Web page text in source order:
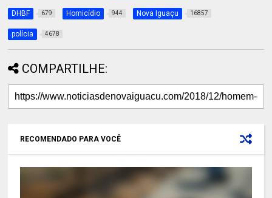
DHBF 679 Homicídio 944 Nova Iguaçu 16857
polícia 4678
COMPARTILHE:
RECOMENDADO PARA VOCÊ